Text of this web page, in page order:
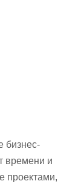
бизнес-
времени и
проектами,